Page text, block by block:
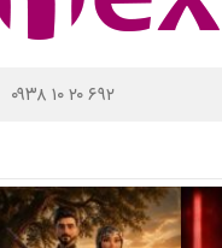
۰۹۳۸ ۱۰ ۲۰ ۶۹۲